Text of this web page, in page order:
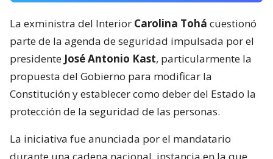
La exministra del Interior Carolina Tohá cuestionó
parte de la agenda de seguridad impulsada por el
presidente José Antonio Kast, particularmente la
propuesta del Gobierno para modificar la
Constitución y establecer como deber del Estado la
protección de la seguridad de las personas.
La iniciativa fue anunciada por el mandatario